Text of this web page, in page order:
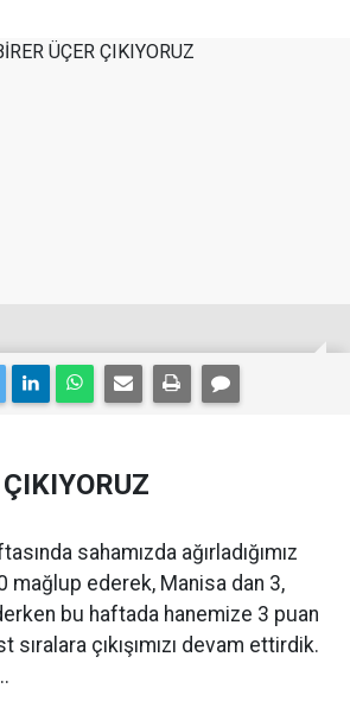
sahamızda ağırladığımız
mağlup ederek, Manisa dan 3,
bu haftada hanemize 3 puan
sıralara çıkışımızı devam ettirdik.